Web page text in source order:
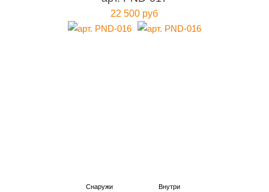
22 500 руб